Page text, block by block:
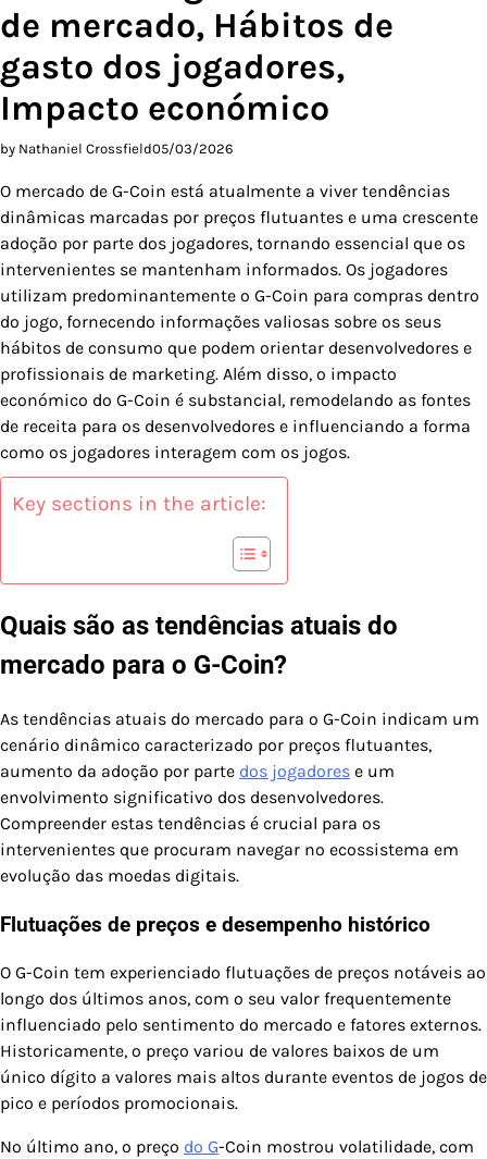
de mercado, Hábitos de
gasto dos jogadores,
Impacto económico
by Nathaniel Crossfield05/03/2026
O mercado de G-Coin está atualmente a viver tendências
dinâmicas marcadas por preços flutuantes e uma crescente
adoção por parte dos jogadores, tornando essencial que os
intervenientes se mantenham informados. Os jogadores
utilizam predominantemente o G-Coin para compras dentro
do jogo, fornecendo informações valiosas sobre os seus
hábitos de consumo que podem orientar desenvolvedores e
profissionais de marketing. Além disso, o impacto
económico do G-Coin é substancial, remodelando as fontes
de receita para os desenvolvedores e influenciando a forma
como os jogadores interagem com os jogos.
Key sections in the article:
Quais são as tendências atuais do
mercado para o G-Coin?
As tendências atuais do mercado para o G-Coin indicam um
cenário dinâmico caracterizado por preços flutuantes,
aumento da adoção por parte dos jogadores e um
envolvimento significativo dos desenvolvedores.
Compreender estas tendências é crucial para os
intervenientes que procuram navegar no ecossistema em
evolução das moedas digitais.
Flutuações de preços e desempenho histórico
O G-Coin tem experienciado flutuações de preços notáveis ao
longo dos últimos anos, com o seu valor frequentemente
influenciado pelo sentimento do mercado e fatores externos.
Historicamente, o preço variou de valores baixos de um
único dígito a valores mais altos durante eventos de jogos de
pico e períodos promocionais.
No último ano, o preço do G-Coin mostrou volatilidade, com